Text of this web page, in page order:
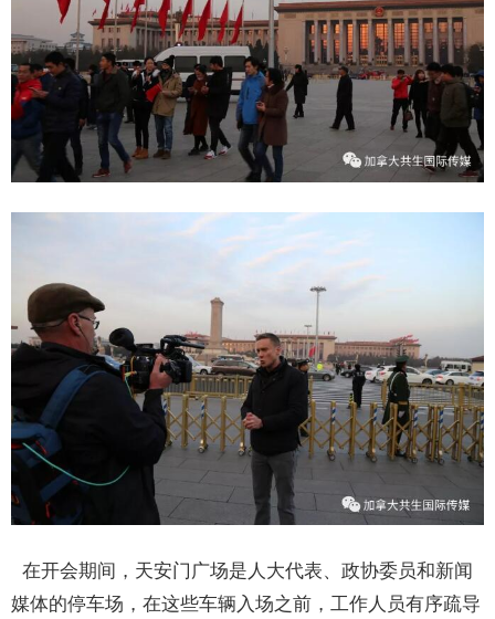
在开会期间，天安门广场是人大代表、政协委员和新闻
媒体的停车场，在这些车辆入场之前，工作人员有序疏导